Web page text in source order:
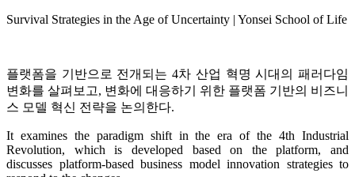
Survival Strategies in the Age of Uncertainty | Yonsei School of Life
플랫폼을 기반으로 전개되는 4차 산업 혁명 시대의 패러다임
변화를 살펴보고, 변화에 대응하기 위한 플랫폼 기반의 비즈니
스 모델 혁신 전략을 논의한다.
It examines the paradigm shift in the era of the 4th Industrial
Revolution, which is developed based on the platform, and
discusses platform-based business model innovation strategies to